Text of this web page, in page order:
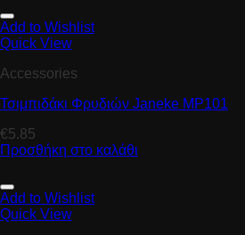
Add to Wishlist
Quick View
Accessories
Τσιμπιδάκι Φρυδιών Janeke MP101
€5.85
Προσθήκη στο καλάθι
Add to Wishlist
Quick View